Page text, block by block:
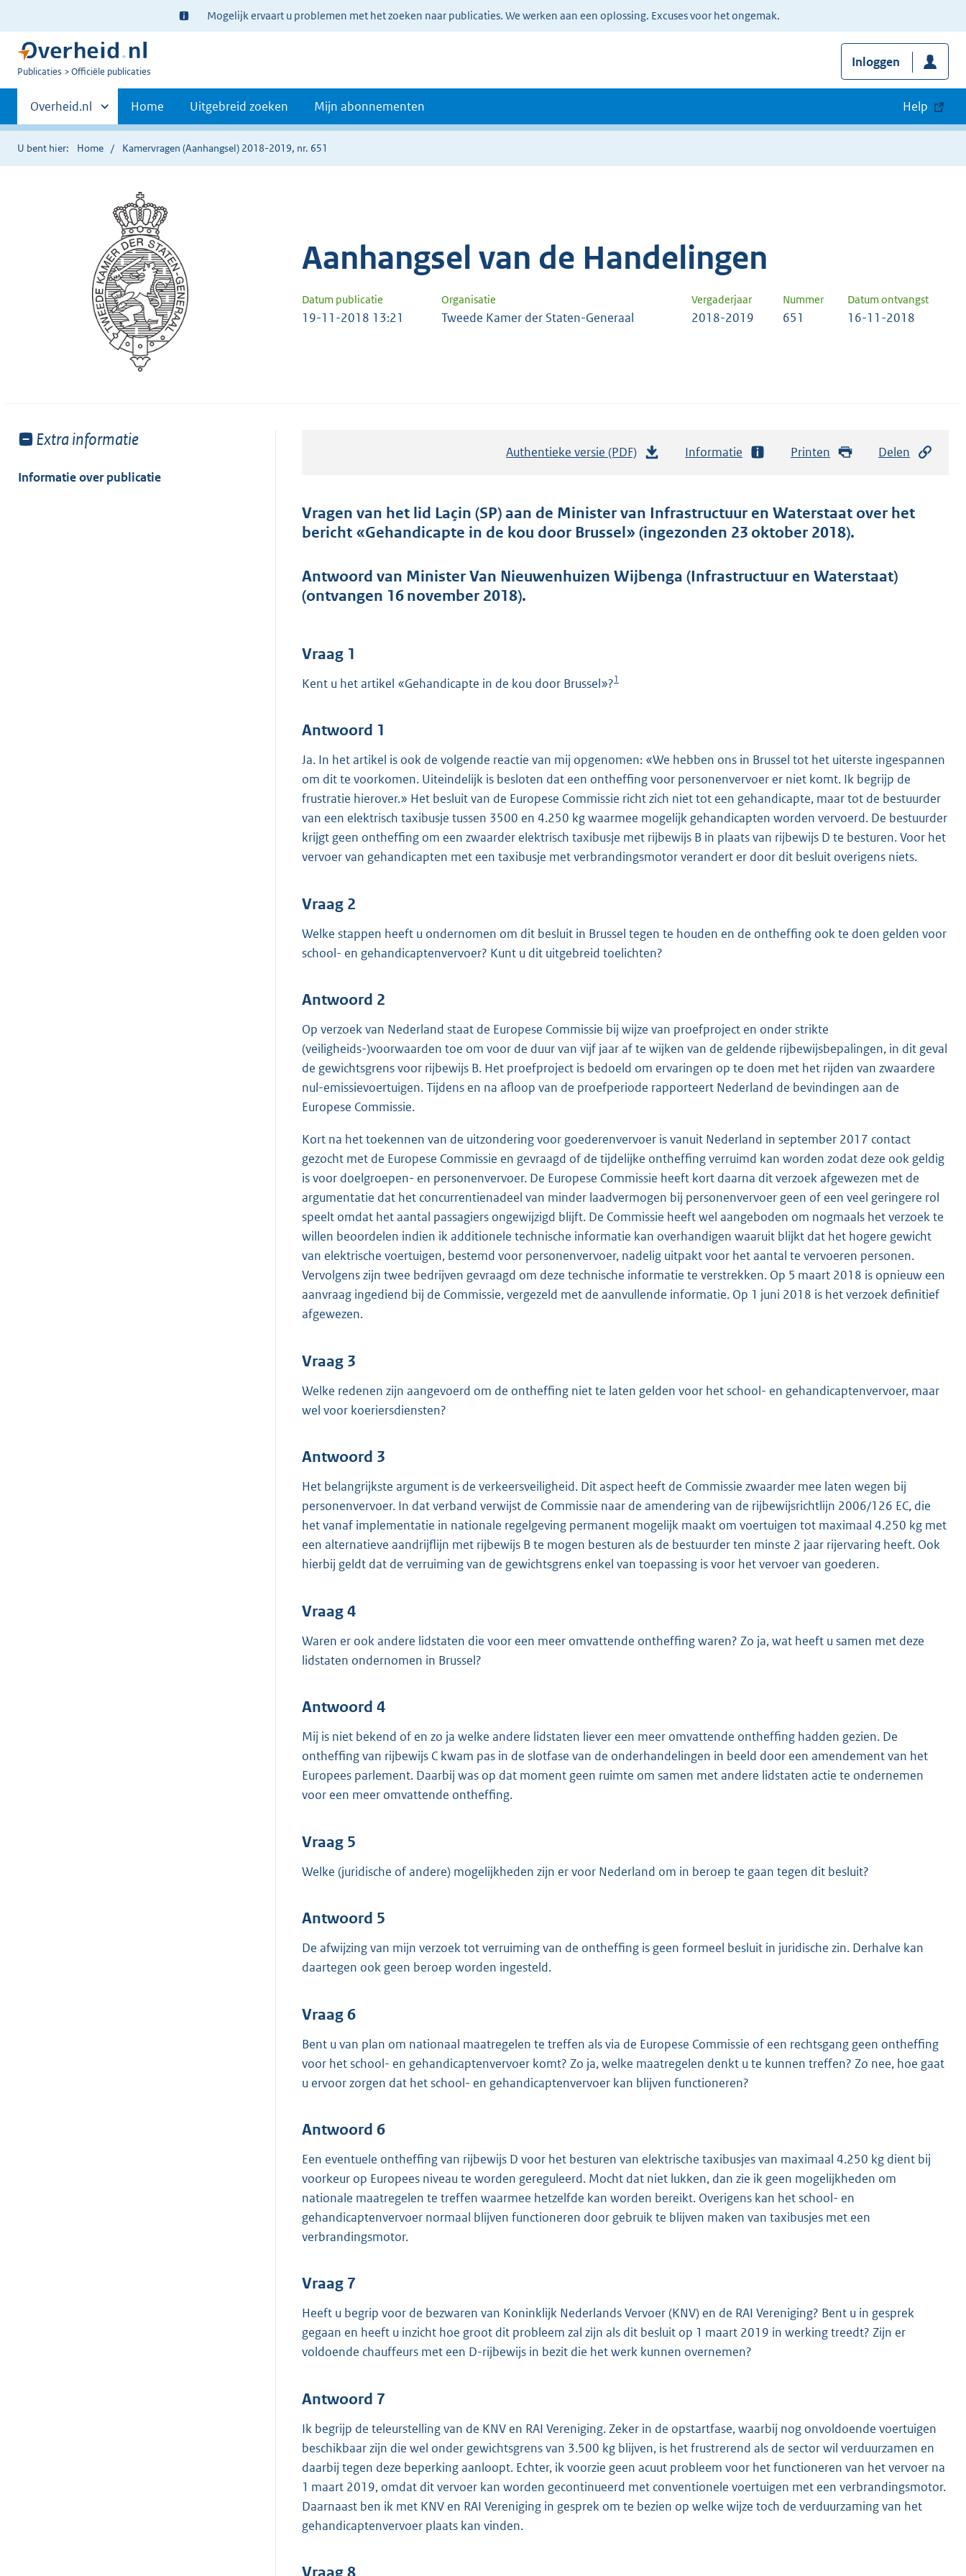
Ter
informatie:
Mogelijk ervaart u problemen met het zoeken naar publicaties. We werken aan een oplossing. Excuses voor het ongemak.
U
Publicaties Officiële publicaties
Inloggen
Primaire
navigatie
Andere
sites
binnen
Overheid.nl Home Uitgebreid zoeken Mijn abonnementen Help
U bent hier: Home Kamervragen (Aanhangsel) 2018-2019, nr. 651
Aanhangsel van de Handelingen
Datum publicatie Organisatie Vergaderjaar Nummer Datum ontvangst
19-11-2018 13:21 Tweede Kamer der Staten-Generaal 2018-2019 651 16-11-2018
Toon
van:
Extra informatie
Informatie over publicatie
Authentieke versie (PDF)
t
a
d
4
4
K
b
Informatie Printen Delen
Vragen van het lid Laçin (SP) aan de Minister van Infrastructuur en Waterstaat over het
bericht «Gehandicapte in de kou door Brussel» (ingezonden 23 oktober 2018).
Antwoord van Minister Van Nieuwenhuizen Wijbenga (Infrastructuur en Waterstaat)
(ontvangen 16 november 2018).
Vraag 1
Kent u het artikel «Gehandicapte in de kou door Brussel»?1
Antwoord 1
Ja. In het artikel is ook de volgende reactie van mij opgenomen: «We hebben ons in Brussel tot het uiterste ingespannen
om dit te voorkomen. Uiteindelijk is besloten dat een ontheffing voor personenvervoer er niet komt. Ik begrijp de
frustratie hierover.» Het besluit van de Europese Commissie richt zich niet tot een gehandicapte, maar tot de bestuurder
van een elektrisch taxibusje tussen 3500 en 4.250 kg waarmee mogelijk gehandicapten worden vervoerd. De bestuurder
krijgt geen ontheffing om een zwaarder elektrisch taxibusje met rijbewijs B in plaats van rijbewijs D te besturen. Voor het
vervoer van gehandicapten met een taxibusje met verbrandingsmotor verandert er door dit besluit overigens niets.
Vraag 2
Welke stappen heeft u ondernomen om dit besluit in Brussel tegen te houden en de ontheffing ook te doen gelden voor
school- en gehandicaptenvervoer? Kunt u dit uitgebreid toelichten?
Antwoord 2
Op verzoek van Nederland staat de Europese Commissie bij wijze van proefproject en onder strikte
(veiligheids-)voorwaarden toe om voor de duur van vijf jaar af te wijken van de geldende rijbewijsbepalingen, in dit geval
de gewichtsgrens voor rijbewijs B. Het proefproject is bedoeld om ervaringen op te doen met het rijden van zwaardere
nul-emissievoertuigen. Tijdens en na afloop van de proefperiode rapporteert Nederland de bevindingen aan de
Europese Commissie.
Kort na het toekennen van de uitzondering voor goederenvervoer is vanuit Nederland in september 2017 contact
gezocht met de Europese Commissie en gevraagd of de tijdelijke ontheffing verruimd kan worden zodat deze ook geldig
is voor doelgroepen- en personenvervoer. De Europese Commissie heeft kort daarna dit verzoek afgewezen met de
argumentatie dat het concurrentienadeel van minder laadvermogen bij personenvervoer geen of een veel geringere rol
speelt omdat het aantal passagiers ongewijzigd blijft. De Commissie heeft wel aangeboden om nogmaals het verzoek te
willen beoordelen indien ik additionele technische informatie kan overhandigen waaruit blijkt dat het hogere gewicht
van elektrische voertuigen, bestemd voor personenvervoer, nadelig uitpakt voor het aantal te vervoeren personen.
Vervolgens zijn twee bedrijven gevraagd om deze technische informatie te verstrekken. Op 5 maart 2018 is opnieuw een
aanvraag ingediend bij de Commissie, vergezeld met de aanvullende informatie. Op 1 juni 2018 is het verzoek definitief
afgewezen.
Vraag 3
Welke redenen zijn aangevoerd om de ontheffing niet te laten gelden voor het school- en gehandicaptenvervoer, maar
wel voor koeriersdiensten?
Antwoord 3
Het belangrijkste argument is de verkeersveiligheid. Dit aspect heeft de Commissie zwaarder mee laten wegen bij
personenvervoer. In dat verband verwijst de Commissie naar de amendering van de rijbewijsrichtlijn 2006/126 EC, die
het vanaf implementatie in nationale regelgeving permanent mogelijk maakt om voertuigen tot maximaal 4.250 kg met
een alternatieve aandrijflijn met rijbewijs B te mogen besturen als de bestuurder ten minste 2 jaar rijervaring heeft. Ook
hierbij geldt dat de verruiming van de gewichtsgrens enkel van toepassing is voor het vervoer van goederen.
Vraag 4
Waren er ook andere lidstaten die voor een meer omvattende ontheffing waren? Zo ja, wat heeft u samen met deze
lidstaten ondernomen in Brussel?
Antwoord 4
Mij is niet bekend of en zo ja welke andere lidstaten liever een meer omvattende ontheffing hadden gezien. De
ontheffing van rijbewijs C kwam pas in de slotfase van de onderhandelingen in beeld door een amendement van het
Europees parlement. Daarbij was op dat moment geen ruimte om samen met andere lidstaten actie te ondernemen
voor een meer omvattende ontheffing.
Vraag 5
Welke (juridische of andere) mogelijkheden zijn er voor Nederland om in beroep te gaan tegen dit besluit?
Antwoord 5
De afwijzing van mijn verzoek tot verruiming van de ontheffing is geen formeel besluit in juridische zin. Derhalve kan
daartegen ook geen beroep worden ingesteld.
Vraag 6
Bent u van plan om nationaal maatregelen te treffen als via de Europese Commissie of een rechtsgang geen ontheffing
voor het school- en gehandicaptenvervoer komt? Zo ja, welke maatregelen denkt u te kunnen treffen? Zo nee, hoe gaat
u ervoor zorgen dat het school- en gehandicaptenvervoer kan blijven functioneren?
Antwoord 6
Een eventuele ontheffing van rijbewijs D voor het besturen van elektrische taxibusjes van maximaal 4.250 kg dient bij
voorkeur op Europees niveau te worden gereguleerd. Mocht dat niet lukken, dan zie ik geen mogelijkheden om
nationale maatregelen te treffen waarmee hetzelfde kan worden bereikt. Overigens kan het school- en
gehandicaptenvervoer normaal blijven functioneren door gebruik te blijven maken van taxibusjes met een
verbrandingsmotor.
Vraag 7
Heeft u begrip voor de bezwaren van Koninklijk Nederlands Vervoer (KNV) en de RAI Vereniging? Bent u in gesprek
gegaan en heeft u inzicht hoe groot dit probleem zal zijn als dit besluit op 1 maart 2019 in werking treedt? Zijn er
voldoende chauffeurs met een D-rijbewijs in bezit die het werk kunnen overnemen?
Antwoord 7
Ik begrijp de teleurstelling van de KNV en RAI Vereniging. Zeker in de opstartfase, waarbij nog onvoldoende voertuigen
beschikbaar zijn die wel onder gewichtsgrens van 3.500 kg blijven, is het frustrerend als de sector wil verduurzamen en
daarbij tegen deze beperking aanloopt. Echter, ik voorzie geen acuut probleem voor het functioneren van het vervoer na
1 maart 2019, omdat dit vervoer kan worden gecontinueerd met conventionele voertuigen met een verbrandingsmotor.
Daarnaast ben ik met KNV en RAI Vereniging in gesprek om te bezien op welke wijze toch de verduurzaming van het
gehandicaptenvervoer plaats kan vinden.